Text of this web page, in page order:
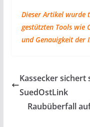
Dieser Artikel wurde
gestützten Tools wie
und Genauigkeit der
Kassecker
SuedOstLink
Raubüberfall